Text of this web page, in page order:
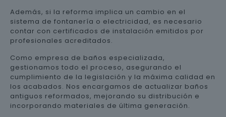
Además, si la reforma implica un cambio en el
sistema de fontanería o electricidad, es necesario
contar con certificados de instalación emitidos por
profesionales acreditados.
Como empresa de baños especializada,
gestionamos todo el proceso, asegurando el
cumplimiento de la legislación y la máxima calidad en
los acabados. Nos encargamos de actualizar baños
antiguos reformados, mejorando su distribución e
incorporando materiales de última generación.